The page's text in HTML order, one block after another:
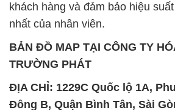
ĐỊA CHỈ: 1229C Quốc lộ 1A,
Đông B, Quận Bình Tân, Sài
Minh